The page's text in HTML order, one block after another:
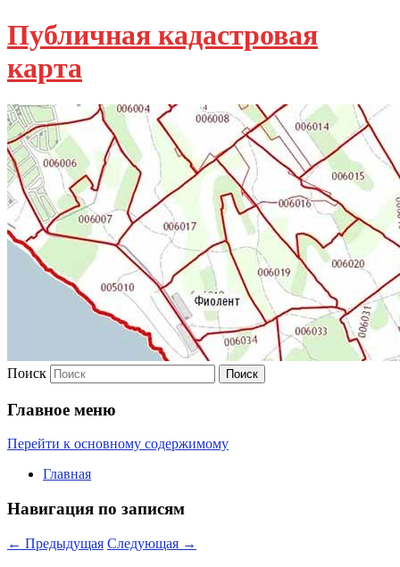
Публичная кадастровая
карта
Поиск
Главное меню
Перейти к основному содержимому
Главная
Навигация по записям
← Предыдущая Следующая →